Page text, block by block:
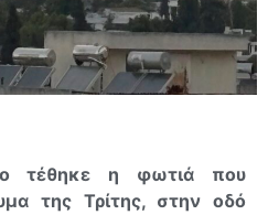
τέθηκε η φωτιά που
της Τρίτης, στην οδό